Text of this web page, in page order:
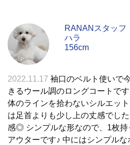
RANANスタッフ
ハラ
156cm
2022.11.17 袖口のベルト使いで
きるウール調のロングコートで
体のラインを拾わないシルエッ
は足首よりも少し上の丈感でし
感◎ シンプルな形なので、1枚持
アウターです♪ 中にはシンプル